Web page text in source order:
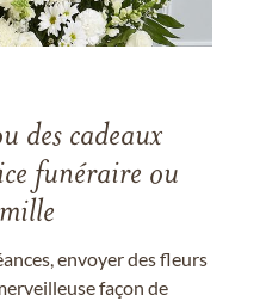
des cadeaux
funéraire ou
envoyer des fleurs
façon de